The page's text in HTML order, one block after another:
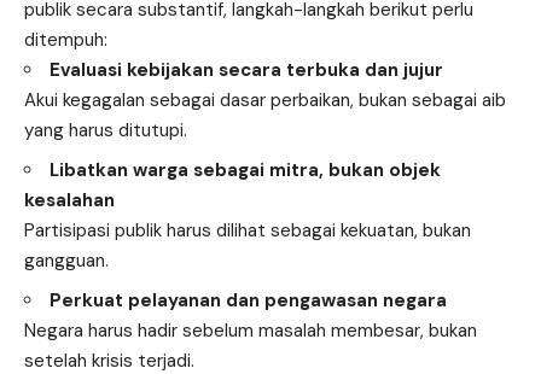
publik secara substantif, langkah-langkah berikut perlu
ditempuh:
Evaluasi kebijakan secara terbuka dan jujur
Akui kegagalan sebagai dasar perbaikan, bukan sebagai aib
yang harus ditutupi.
Libatkan warga sebagai mitra, bukan objek
kesalahan
Partisipasi publik harus dilihat sebagai kekuatan, bukan
gangguan.
Perkuat pelayanan dan pengawasan negara
Negara harus hadir sebelum masalah membesar, bukan
setelah krisis terjadi.